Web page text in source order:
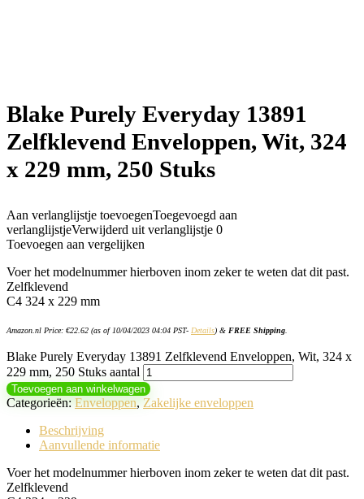
Blake Purely Everyday 13891
Zelfklevend Enveloppen, Wit, 324
x 229 mm, 250 Stuks
Aan verlanglijstje toevoegenToegevoegd aan
verlanglijstjeVerwijderd uit verlanglijstje 0
Toevoegen aan vergelijken
Voer het modelnummer hierboven inom zeker te weten dat dit past.
Zelfklevend
C4 324 x 229 mm
Amazon.nl Price: €22.62 (as of 10/04/2023 04:04 PST- Details) & FREE Shipping
Blake Purely Everyday 13891 Zelfklevend Enveloppen, Wit, 324 x
229 mm, 250 Stuks aantal
Toevoegen aan winkelwagen
Categorieën: Enveloppen, Zakelijke enveloppen
Beschrijving
Aanvullende informatie
Voer het modelnummer hierboven inom zeker te weten dat dit past.
Zelfklevend